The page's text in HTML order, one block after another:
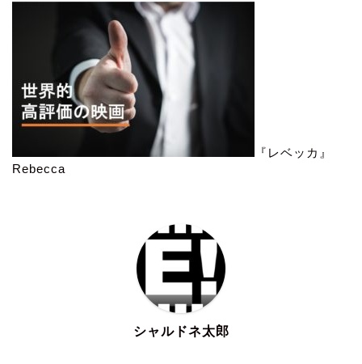
『レベッカ』
Rebecca
シャルドネ太郎